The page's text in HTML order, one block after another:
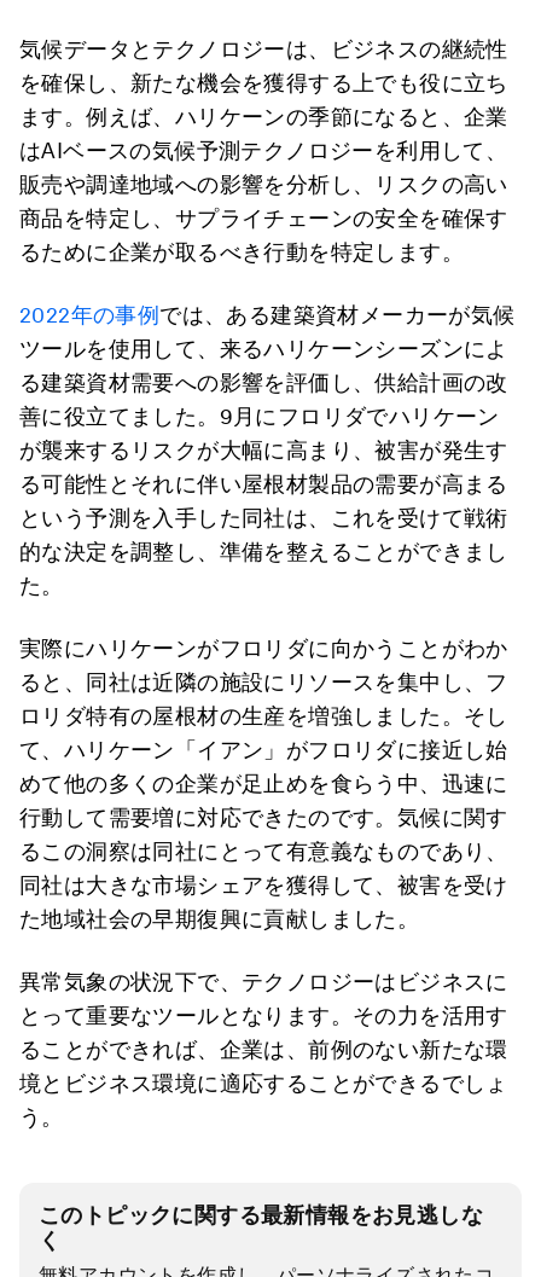
気候データとテクノロジーは、ビジネスの継続性
を確保し、新たな機会を獲得する上でも役に立ち
ます。例えば、ハリケーンの季節になると、企業
はAIベースの気候予測テクノロジーを利用して、
販売や調達地域への影響を分析し、リスクの高い
商品を特定し、サプライチェーンの安全を確保す
るために企業が取るべき行動を特定します。
2022年の事例 では、ある建築資材メーカーが気候
ツールを使用して、来るハリケーンシーズンによ
る建築資材需要への影響を評価し、供給計画の改
善に役立てました。9月にフロリダでハリケーン
が襲来するリスクが大幅に高まり、被害が発生す
る可能性とそれに伴い屋根材製品の需要が高まる
という予測を入手した同社は、これを受けて戦術
的な決定を調整し、準備を整えることができまし
た。
実際にハリケーンがフロリダに向かうことがわか
ると、同社は近隣の施設にリソースを集中し、フ
ロリダ特有の屋根材の生産を増強しました。そし
て、ハリケーン「イアン」がフロリダに接近し始
めて他の多くの企業が足止めを食らう中、迅速に
行動して需要増に対応できたのです。気候に関す
るこの洞察は同社にとって有意義なものであり、
同社は大きな市場シェアを獲得して、被害を受け
た地域社会の早期復興に貢献しました。
異常気象の状況下で、テクノロジーはビジネスに
とって重要なツールとなります。その力を活用す
ることができれば、企業は、前例のない新たな環
境とビジネス環境に適応することができるでしょ
う。
このトピックに関する最新情報をお見逃しな
く